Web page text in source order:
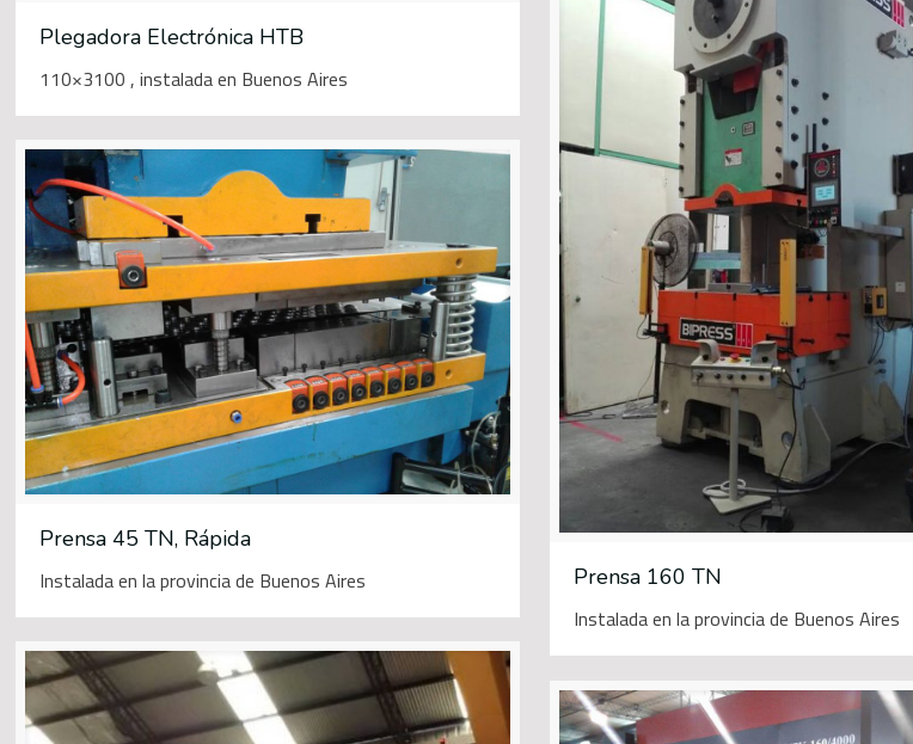
Plegadora Electrónica HTB
110×3100 , instalada en Buenos Aires
Prensa 160 TN
Instalada en la provincia de Buenos Aires
Prensa 45 TN, Rápida
Instalada en la provincia de Buenos Aires